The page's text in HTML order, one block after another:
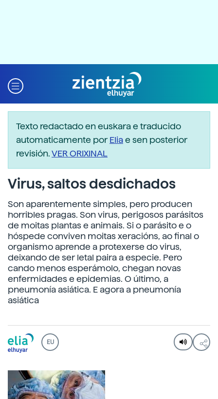
Texto redactado en euskara e traducido
automaticamente porEliae sen posterior
revisión.VER ORIXINAL
Virus, saltos desdichados
Son aparentemente simples, pero producen
horribles pragas. Son virus, perigosos parásitos
de moitas plantas e animais. Si o parásito e o
hóspede conviven moitas xeracións, ao final o
organismo aprende a protexerse do virus,
deixando de ser letal paira a especie. Pero
cando menos esperámolo, chegan novas
enfermidades e epidemias. O último, a
pneumonía asiática. E agora a pneumonía
asiática
EU